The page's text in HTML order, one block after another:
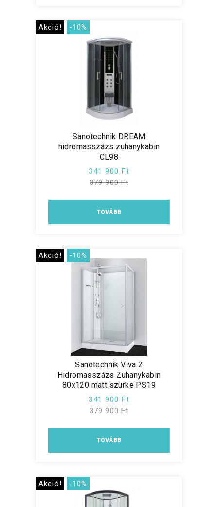
Akció! -10%
Sanotechnik DREAM
hidromasszázs zuhanykabin
CL98
341 900 Ft
379 900 Ft
TOVÁBB
Akció! -10%
Sanotechnik Viva 2
Hidromasszázs Zuhanykabin
80x120 matt szürke PS19
341 900 Ft
379 900 Ft
TOVÁBB
Akció! -10%